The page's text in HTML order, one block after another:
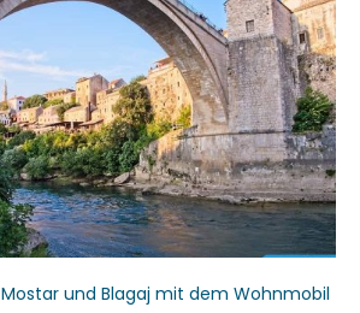
Mostar und Blagaj mit dem Wohnmobil